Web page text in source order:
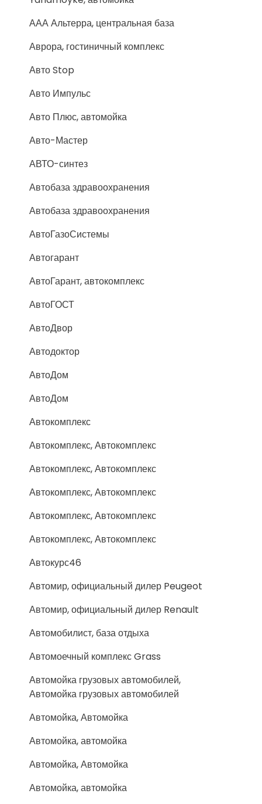
ААА Альтерра, центральная база
Аврора, гостиничный комплекс
Авто Stop
Авто Импульс
Авто Плюс, автомойка
Авто-Мастер
АВТО-синтез
Автобаза здравоохранения
Автобаза здравоохранения
АвтоГазоСистемы
Автогарант
АвтоГарант, автокомплекс
АвтоГОСТ
АвтоДвор
Автодоктор
АвтоДом
АвтоДом
Автокомплекс
Автокомплекс, Автокомплекс
Автокомплекс, Автокомплекс
Автокомплекс, Автокомплекс
Автокомплекс, Автокомплекс
Автокомплекс, Автокомплекс
Автокурс46
Автомир, официальный дилер Peugeot
Автомир, официальный дилер Renault
Автомобилист, база отдыха
Автомоечный комплекс Grass
Автомойка грузовых автомобилей,
Автомойка грузовых автомобилей
Автомойка, Автомойка
Автомойка, автомойка
Автомойка, Автомойка
Автомойка, автомойка